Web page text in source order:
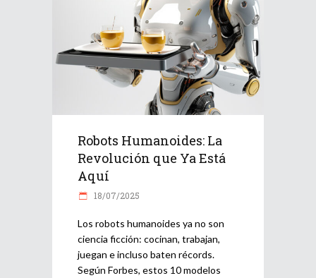
Robots Humanoides: La
Revolución que Ya Está
Aquí
18/07/2025
Los robots humanoides ya no son
ciencia ficción: cocinan, trabajan,
juegan e incluso baten récords.
Según Forbes, estos 10 modelos